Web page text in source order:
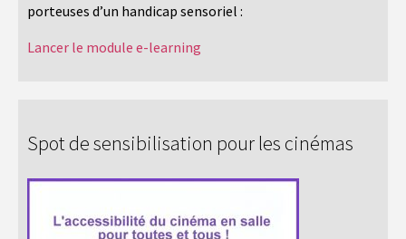
porteuses d’un handicap sensoriel :
Lancer le module e-learning
Spot de sensibilisation pour les cinémas